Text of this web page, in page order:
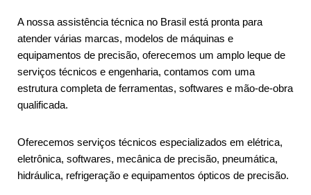
A nossa assistência técnica no Brasil está pronta para
atender várias marcas, modelos de máquinas e
equipamentos de precisão, oferecemos um amplo leque de
serviços técnicos e engenharia, contamos com uma
estrutura completa de ferramentas, softwares e mão-de-obra
qualificada.
Oferecemos serviços técnicos especializados em elétrica,
eletrônica, softwares, mecânica de precisão, pneumática,
hidráulica, refrigeração e equipamentos ópticos de precisão.